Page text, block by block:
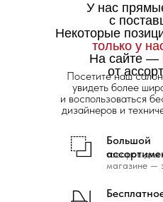
товаров для
магазине —
Большой
У нас
с
Некоторые
только у
На сайте —
от
Посетите наш
увидеть более
и воспользоваться
дизайнеров и